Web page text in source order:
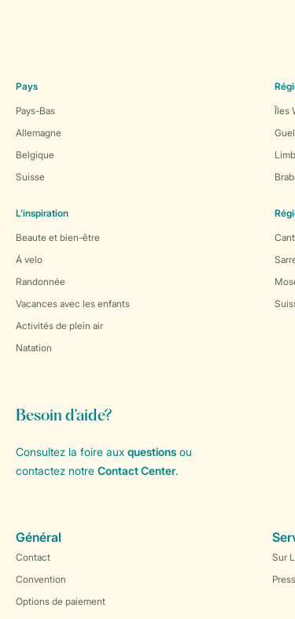
Pays
Pays-Bas
Allemagne
Belgique
Suisse
L’inspiration
Beaute et bien-être
Á velo
Randonnée
Vacances avec les enfants
Activités de plein air
Natation
Îles
Besoin d’aide?
Consultez la foire aux questions ou
contactez notre Contact Center.
Général
Contact
Convention
Options de paiement
Sur